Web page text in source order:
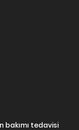
bakımı tedavisi